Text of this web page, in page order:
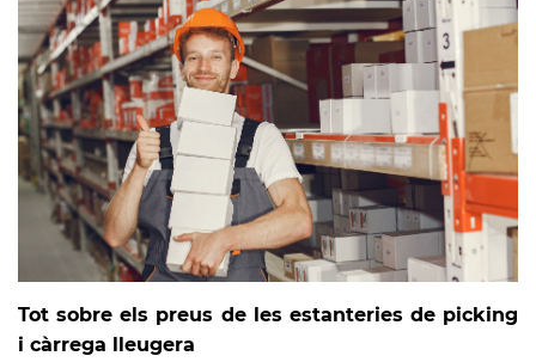
Tot sobre els preus de les estanteries de picking
i càrrega lleugera